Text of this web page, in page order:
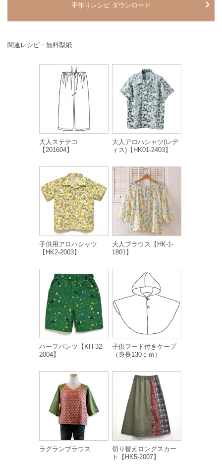
手作りレシピ ダウンロード
関連レシピ・無料型紙
大人ステテコ
【201604】
大人アロハシャツ(レデ
ィス)【HK01-2403】
子供用アロハシャツ
【HK2-2003】
大人ブラウス【HK-1-
1801】
ハーフパンツ【KH-32-
2004】
子供フード付きケープ
（身長130ｃｍ）
ラグランブラウス
切り替えロングスカー
ト【HK5-2007】